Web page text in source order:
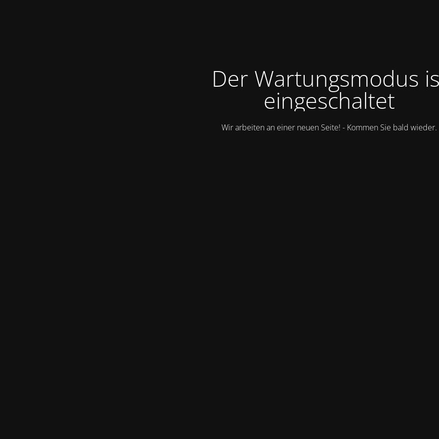
Der Wartungsmodus
eingeschaltet
Wir arbeiten an einer neuen Seite! - Kommen Sie bald wieder.